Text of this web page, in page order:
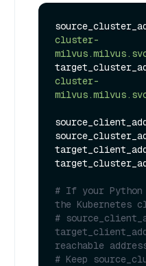
cluster-
cluster-
# If your
the Kubernetes
#
reachable
# Keep